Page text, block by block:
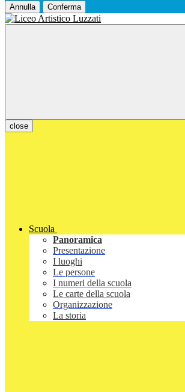
Annulla Conferma
close
Scuola
Panoramica
Presentazione
I luoghi
Le persone
I numeri della scuola
Le carte della scuola
Organizzazione
La storia